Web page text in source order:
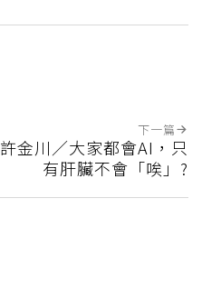
下一篇
許金川／大家都會AI，只
有肝臟不會「唉」?